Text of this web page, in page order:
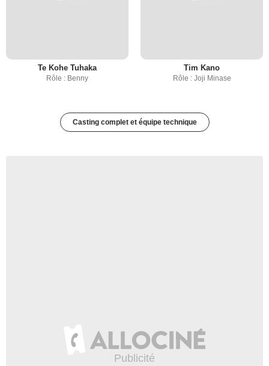
Te Kohe Tuhaka
Rôle : Benny
Tim Kano
Rôle : Joji Minase
Casting complet et équipe technique